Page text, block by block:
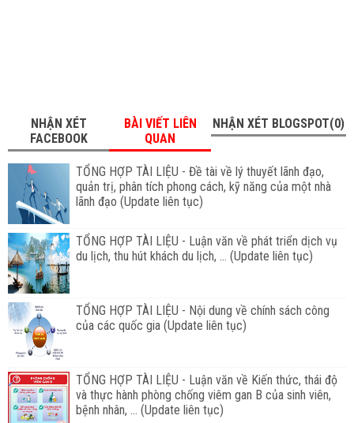
NHẬN XÉT
FACEBOOK
BÀI VIẾT LIÊN
QUAN
NHẬN XÉT BLOGSPOT(0)
TỔNG HỢP TÀI LIỆU - Đề tài về lý thuyết lãnh đạo,
quản trị, phân tích phong cách, kỹ năng của một nhà
lãnh đạo (Update liên tục)
TỔNG HỢP TÀI LIỆU - Luận văn về phát triển dịch vụ
du lịch, thu hút khách du lịch, ... (Update liên tục)
TỔNG HỢP TÀI LIỆU - Nội dung về chính sách công
của các quốc gia (Update liên tục)
TỔNG HỢP TÀI LIỆU - Luận văn về Kiến thức, thái độ
và thực hành phòng chống viêm gan B của sinh viên,
bệnh nhân, ... (Update liên tục)